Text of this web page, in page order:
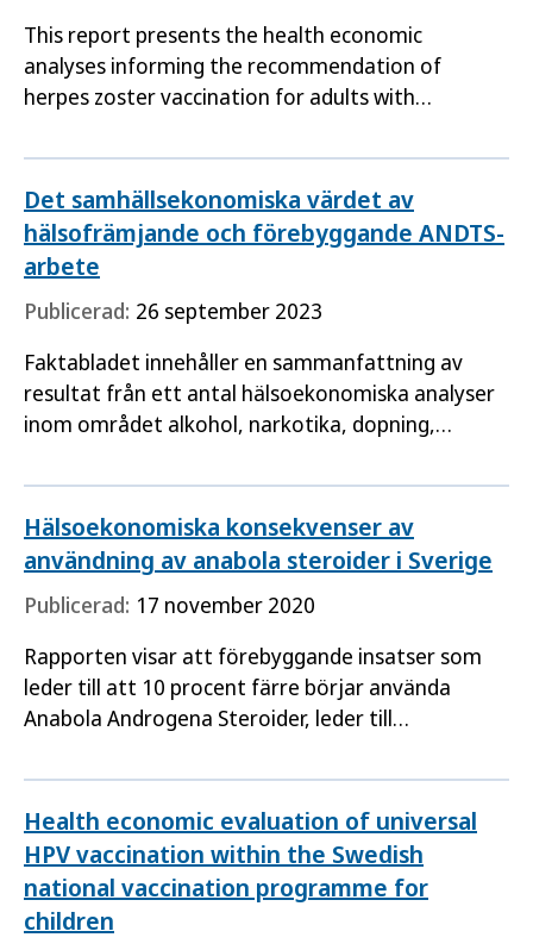
This report presents the health economic
analyses informing the recommendation of
herpes zoster vaccination for adults with
Det samhällsekonomiska värdet av
hälsofrämjande och förebyggande ANDTS-
arbete
Publicerad: 26 september 2023
Faktabladet innehåller en sammanfattning av
resultat från ett antal hälsoekonomiska analyser
inom området alkohol, narkotika, dopning,
(ANDTS).
Hälsoekonomiska konsekvenser av
användning av anabola steroider i Sverige
Publicerad: 17 november 2020
Rapporten visar att förebyggande insatser som
leder till att 10 procent färre börjar använda
Anabola Androgena Steroider, leder till
per år. Den största…
Health economic evaluation of universal
HPV vaccination within the Swedish
national vaccination programme for
children